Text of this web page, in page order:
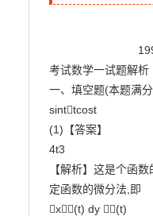
考试数学一试题解析
一、填空题(本题满
sinttcost
(1)【答案】
4t3
【解析】这是个函
定函数的微分法,即
x(t) dy (t)